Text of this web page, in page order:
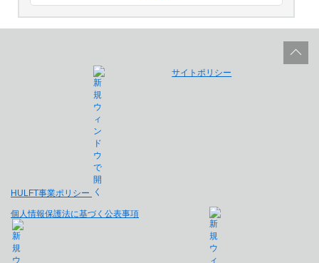
HULFT事業ポリシー
サイトポリシー
個人情報保護法に基づく公表事項